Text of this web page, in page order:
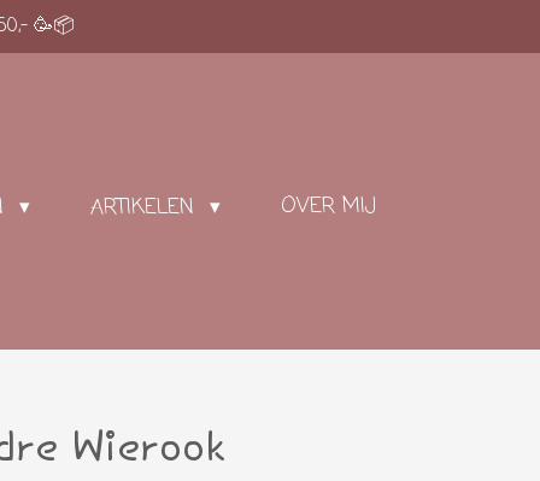
🥳📦
ARTIKELEN
OVER MIJ
Wierook